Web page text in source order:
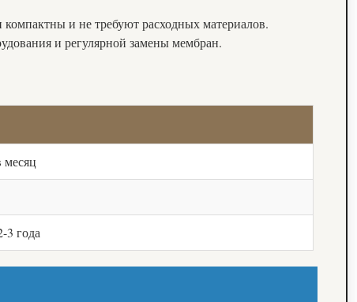
и не требуют расходных материалов.
и регулярной замены мембран.
месяц
3 года